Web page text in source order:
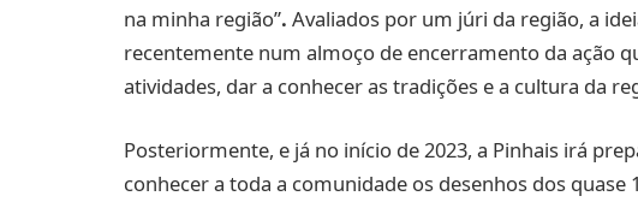
na minha região”. Avaliados por um júri da região, a
recentemente num almoço de encerramento da ação
atividades, dar a conhecer as tradições e a cultura da
Posteriormente, e já no início de 2023, a Pinhais irá
conhecer a toda a comunidade os desenhos dos